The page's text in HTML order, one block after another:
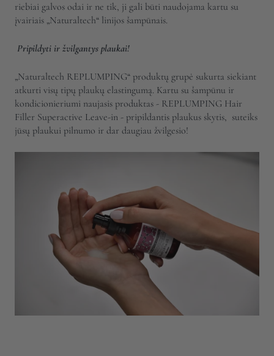
riebiai galvos odai ir ne tik, ji gali būti naudojama kartu su
įvairiais „Naturaltech“ linijos šampūnais.
Pripildyti ir žvilgantys plaukai!
„Naturaltech REPLUMPING“ produktų grupė sukurta siekiant
atkurti visų tipų plaukų elastingumą. Kartu su šampūnu ir
kondicionieriumi naujasis produktas - REPLUMPING Hair
Filler Superactive Leave-in - pripildantis plaukus skytis, suteiks
jūsų plaukui pilnumo ir dar daugiau žvilgesio!